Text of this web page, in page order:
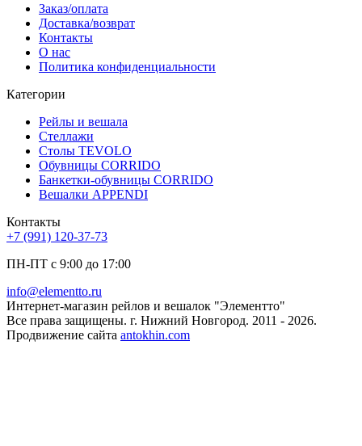
Заказ/оплата
Доставка/возврат
Контакты
О нас
Политика конфиденциальности
Категории
Рейлы и вешала
Стеллажи
Столы TEVOLO
Обувницы CORRIDO
Банкетки-обувницы CORRIDO
Вешалки APPENDI
Контакты
+7 (991) 120-37-73
ПН-ПТ с 9:00 до 17:00
info@elementto.ru
Интернет-магазин рейлов и вешалок "Элементто"
Все права защищены. г. Нижний Новгород. 2011 - 2026.
Продвижение сайта antokhin.com